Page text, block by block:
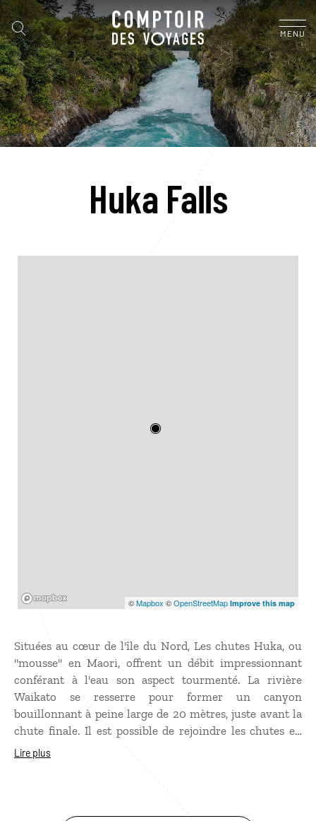
MENU
Huka Falls
©Mapbox ©OpenStreetMap Improve this map
Situées au cœur de l'île du Nord, Les chutes Huka, ou
"mousse" en Maori, offrent un débit impressionnant
conférant à l'eau son aspect tourmenté. La rivière
Waikato se resserre pour former un canyon
bouillonnant à peine large de 20 mètres, juste avant la
chute finale. Il est possible de rejoindre les chutes en
voiture (à cinq minutes du lac Taupo) ou en
Lire plus